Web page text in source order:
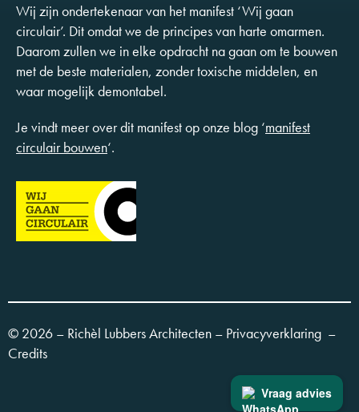
Wij zijn ondertekenaar van het manifest ‘Wij gaan
circulair’. Dit omdat we de principes van harte omarmen.
Daarom zullen we in elke opdracht na gaan om te bouwen
met de beste materialen, zonder toxische middelen, en
waar mogelijk demontabel.
Je vindt meer over dit manifest op onze blog ‘manifest
circulair bouwen‘.
© 2026 – Richèl Lubbers Architecten – Privacyverklaring –
Credits
Vraag advies